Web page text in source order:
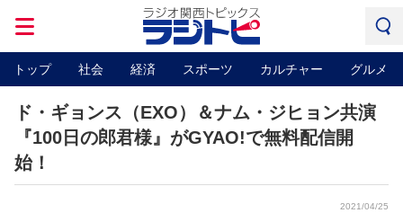
トップ 社会 経済 スポーツ カルチャー グルメ
ド・ギョンス（EXO）＆ナム・ジヒョン共演
『100日の郎君様』がGYAO!で無料配信開
始！
2021/04/25